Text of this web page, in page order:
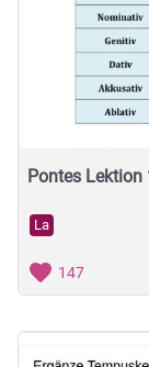
Pontes Lektion
La
147